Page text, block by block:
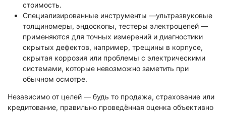
стоимость.
Специализированные инструменты —ультразвуковые
толщиномеры, эндоскопы, тестеры электроцепей —
применяются для точных измерений и диагностики
скрытых дефектов, например, трещины в корпусе,
скрытая коррозия или проблемы с электрическими
системами, которые невозможно заметить при
обычном осмотре.
Независимо от целей — будь то продажа, страхование или
кредитование, правильно проведённая оценка объективно